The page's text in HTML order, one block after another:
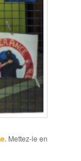
. Mettez-le en